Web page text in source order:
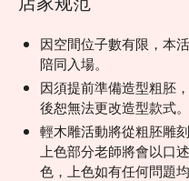
因空間位子數有限，本
陪同入場。
因須提前準備造型粗胚
後恕無法更改造型款式。
輕木雕活動將從粗胚雕
上色部分老師將會以口
色，上色如有任何問題均